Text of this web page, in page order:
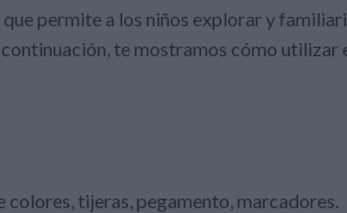
permite a los niños explorar y
te mostramos cómo utilizar
colores, tijeras, pegamento, marcadores.